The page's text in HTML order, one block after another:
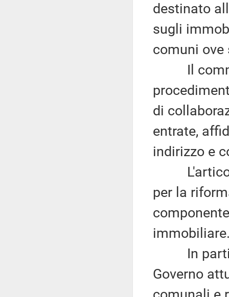
destinato
sugli
comuni
Il
di
entrate,
indirizzo e
L'articolo
per la
In
Governo